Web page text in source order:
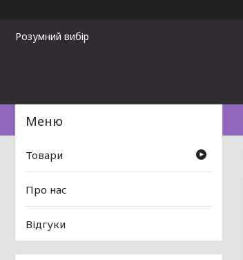
Розумний вибір
Товари
Про нас
Відгуки